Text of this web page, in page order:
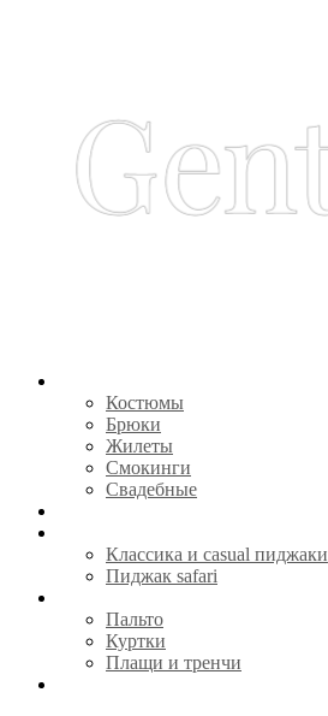
Костюмы
Брюки
Жилеты
Смокинги
Свадебные
Классика и casual пиджаки
Пиджак safari
Пальто
Куртки
Плащи и тренчи